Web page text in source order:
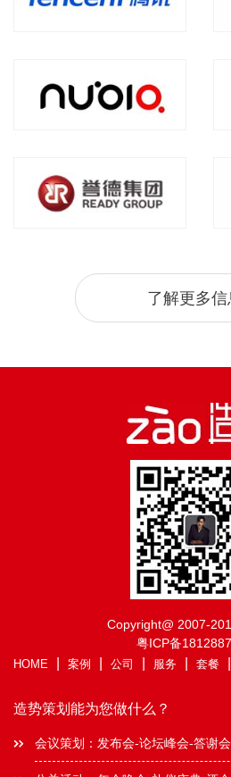
了解更多信
Copyright@ 2007-
粤ICP备
HOME 案例 公司 服务 套餐
造势策划能为您做什么？
会议策划：发布会-论坛峰会-答谢